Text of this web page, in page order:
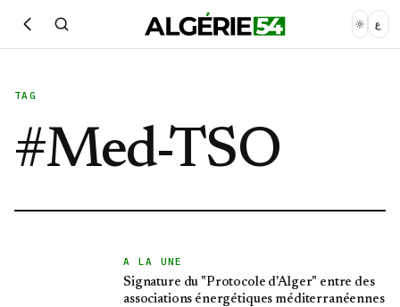
ع
TAG
#Med-TSO
A LA UNE
Signature du "Protocole d'Alger" entre des
associations énergétiques méditerranéennes